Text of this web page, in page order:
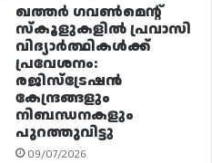
ഖത്തർ ഗവൺമെന്റ്
സ്കൂളുകളിൽ പ്രവാസി
വിദ്യാർത്ഥികൾക്ക്
പ്രവേശനം:
രജിസ്ട്രേഷൻ
കേന്ദ്രങ്ങളും
നിബന്ധനകളും
പുറത്തുവിട്ടു
09/07/2026